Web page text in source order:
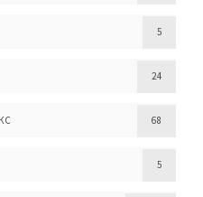
5
24
68
5